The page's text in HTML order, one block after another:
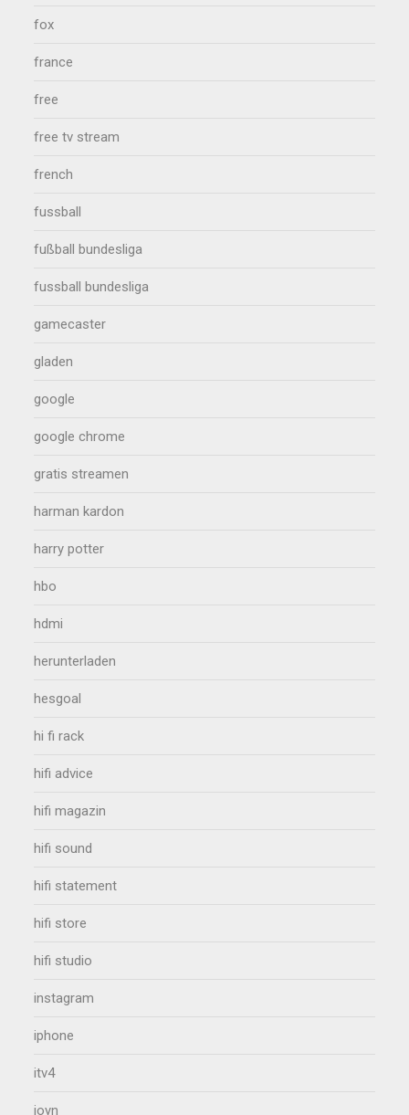
fox
france
free
free tv stream
french
fussball
fußball bundesliga
fussball bundesliga
gamecaster
gladen
google
google chrome
gratis streamen
harman kardon
harry potter
hbo
hdmi
herunterladen
hesgoal
hi fi rack
hifi advice
hifi magazin
hifi sound
hifi statement
hifi store
hifi studio
instagram
iphone
itv4
joyn